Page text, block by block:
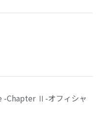
-Chapter Ⅱ-オフィシャ